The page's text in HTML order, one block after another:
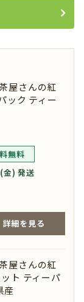
屋さんの紅
ック ティー
無料
金) 発送
詳細を見る
屋さんの紅
ト ティーパ
産